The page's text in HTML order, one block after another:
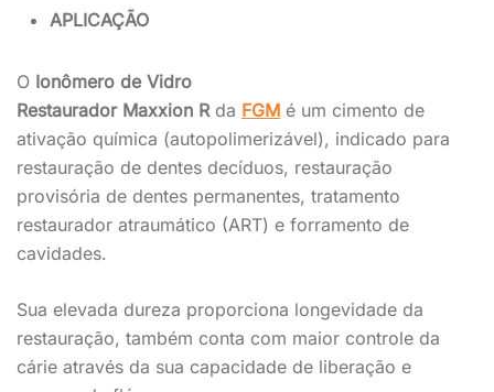
APLICAÇÃO
O Ionômero de Vidro
Restaurador Maxxion R da FGM é um cimento de
ativação química (autopolimerizável), indicado para
restauração de dentes decíduos, restauração
provisória de dentes permanentes, tratamento
restaurador atraumático (ART) e forramento de
cavidades.
Sua elevada dureza proporciona longevidade da
restauração, também conta com maior controle da
cárie através da sua capacidade de liberação e